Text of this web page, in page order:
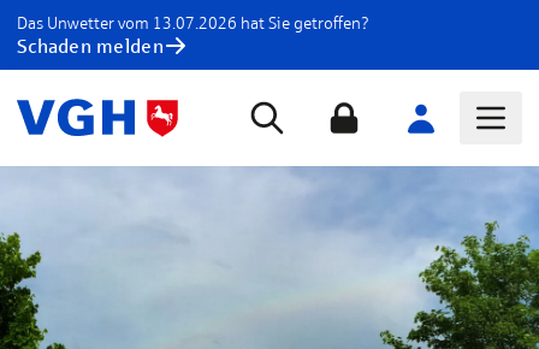
Das Unwetter vom 13.07.2026 hat Sie getroffen?
Schaden melden